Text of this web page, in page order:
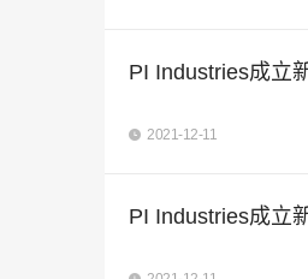
PI Industries成立
2021-12-11
PI Industries成立